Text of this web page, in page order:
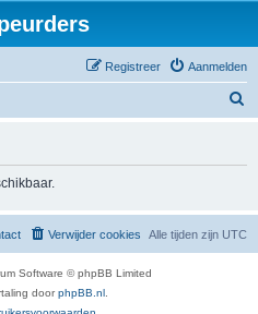
Aanmelden
Registreer
Alle tijden zijn UTC
Verwijder cookies
Software © phpBB Limited
doorphpBB.nl